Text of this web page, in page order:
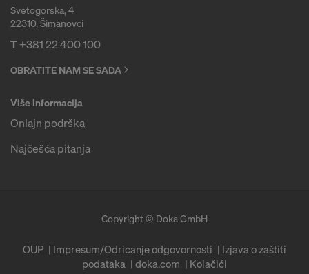
Svetogorska, 4
22310, Šimanovci
T+381 22 400 100
OBRATITE NAM SE SADA
Više informacija
Onlajn podrška
Najčešća pitanja
Copyright © Doka GmbH
OUP Impresum/Odricanje odgovornosti
Izjava o zaštiti
podataka
doka.com Kolačići